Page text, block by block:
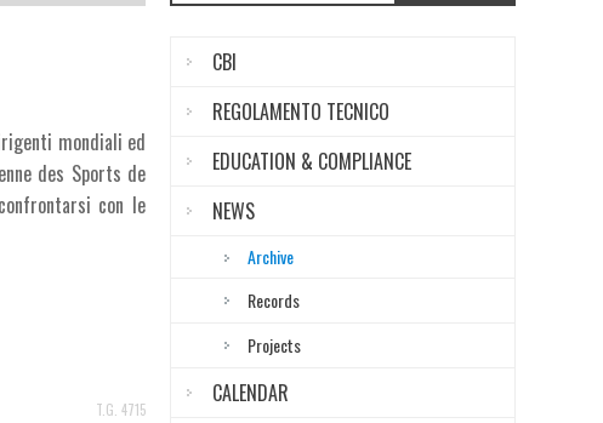
mondiali ed
des Sports de
con le
T.G. 4715
CBI
REGOLAMENTO TECNICO
EDUCATION & COMPLIANCE
NEWS
Archive
Records
Projects
CALENDAR